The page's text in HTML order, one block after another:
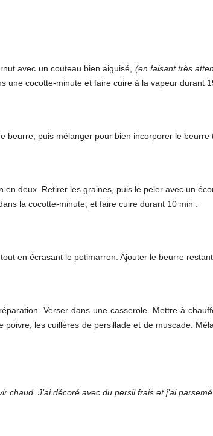
avec un couteau bien aiguisé, (en faisant très
une cocotte-minute et faire cuire à la vapeur durant
beurre, puis mélanger pour bien incorporer le
en deux. Retirer les graines, puis le peler avec un
la cocotte-minute, et faire cuire durant 10 min .
en écrasant le potimarron. Ajouter le beurre
Verser dans une casserole. Mettre à
les cuillères de persillade et de muscade.
J’ai décoré avec du persil frais et j’ai